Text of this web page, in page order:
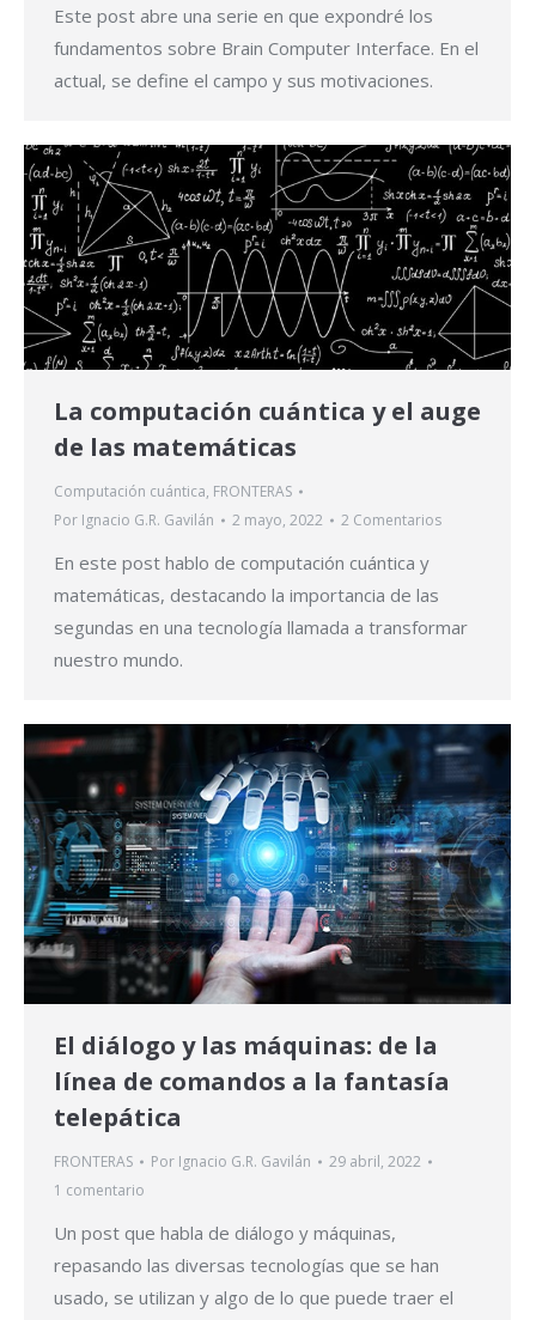
Este post abre una serie en que expondré los
fundamentos sobre Brain Computer Interface. En el
actual, se define el campo y sus motivaciones.
La computación cuántica y el auge
de las matemáticas
Computación cuántica, FRONTERAS
Por Ignacio G.R. Gavilán 2 mayo, 2022 2 Comentarios
En este post hablo de computación cuántica y
matemáticas, destacando la importancia de las
segundas en una tecnología llamada a transformar
nuestro mundo.
El diálogo y las máquinas: de la
línea de comandos a la fantasía
telepática
FRONTERAS Por Ignacio G.R. Gavilán
29 abril, 2022
1 comentario
Un post que habla de diálogo y máquinas,
repasando las diversas tecnologías que se han
usado, se utilizan y algo de lo que puede traer el